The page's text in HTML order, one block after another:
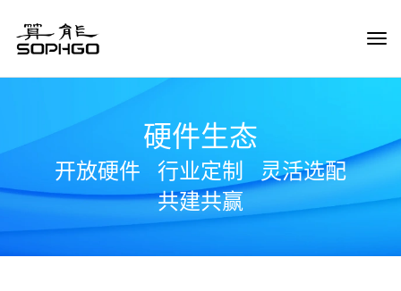
硬件生态
开放硬件 行业定制
灵活选配
共建共赢